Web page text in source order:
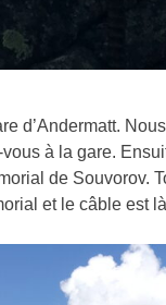
d’Andermatt.
à la gare.
de Souvorov.
et le câble est